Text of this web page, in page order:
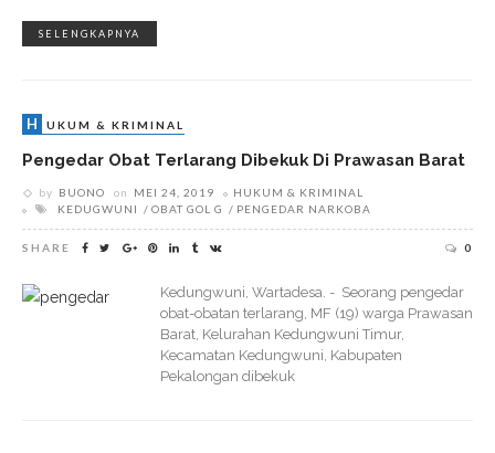
SELENGKAPNYA
H UKUM & KRIMINAL
Pengedar Obat Terlarang Dibekuk Di Prawasan Barat
by BUONO on MEI 24, 2019
HUKUM & KRIMINAL
KEDUGWUNI
OBAT GOL G PENGEDAR NARKOBA
SHARE 0
Kedungwuni, Wartadesa. - Seorang pengedar
obat-obatan terlarang, MF (19) warga Prawasan
Barat, Kelurahan Kedungwuni Timur,
Kecamatan Kedungwuni, Kabupaten
Pekalongan dibekuk